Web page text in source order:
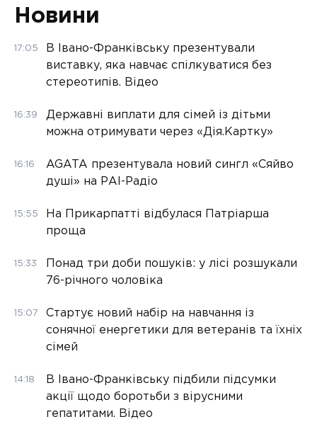
Новини
17:05
В Івано-Франківську презентували
виставку, яка навчає спілкуватися без
стереотипів. Відео
16:39
Державні виплати для сімей із дітьми
можна отримувати через «Дія.Картку»
16:16
AGATA презентувала новий сингл «Сяйво
душі» на РАІ-Радіо
15:55
На Прикарпатті відбулася Патріарша
проща
15:33
Понад три доби пошуків: у лісі розшукали
76-річного чоловіка
15:07
Стартує новий набір на навчання із
сонячної енергетики для ветеранів та їхніх
сімей
14:18
В Івано-Франківську підбили підсумки
акції щодо боротьби з вірусними
гепатитами. Відео